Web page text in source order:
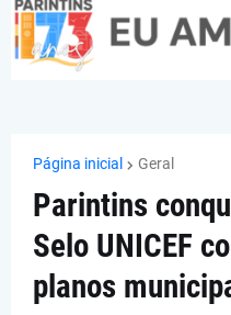
Página inicial Geral
Parintins
Selo UNICEF
planos